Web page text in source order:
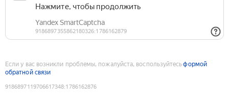
Если у вас возникли проблемы, пожалуйста, воспользуйтесьформой
обратной связи
9186897119706617348:1786162876